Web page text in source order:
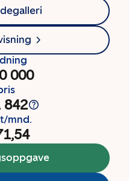
000
842
mnd.